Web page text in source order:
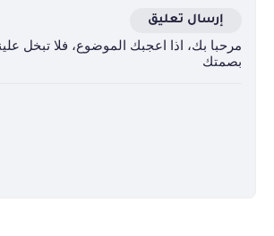
إرسال تعليق
مرحبا بك، اذا اعجبك الموضوع، فلا تبخل
بصمتك